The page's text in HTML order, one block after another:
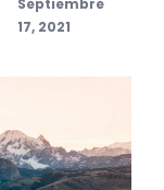
on
17, 2021